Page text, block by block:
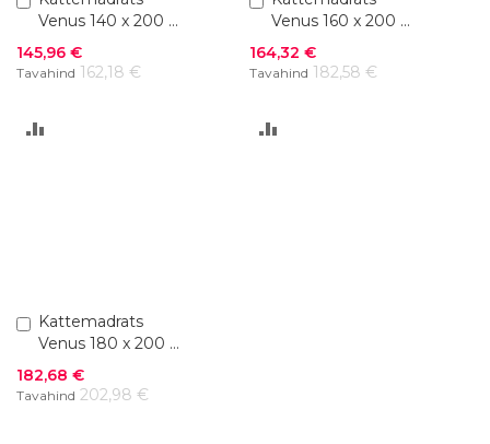
Venus 140 x 200 x
4 cm
Soodushind
145,96 €
Tavahind 162,18 €
ostukorvi
Venus 160 x 200 x
4 cm
Soodushind
164,32 €
Tavahind 182,58 €
ostukorvi
Kattemadrats
Venus 180 x 200 x
4 cm
Soodushind
182,68 €
Tavahind 202,98 €
Lisa
ostukorvi